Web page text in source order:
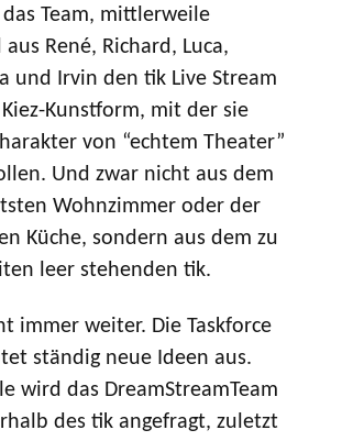
Team, mittlerweile
René, Richard, Luca,
und Irvin den tik Live Stream
Kunstform, mit der sie
von “echtem Theater”
Und zwar nicht aus dem
Wohnzimmer oder der
Küche, sondern aus dem zu
leer stehenden tik.
immer weiter. Die Taskforce
ständig neue Ideen aus.
wird das DreamStreamTeam
des tik angefragt, zuletzt